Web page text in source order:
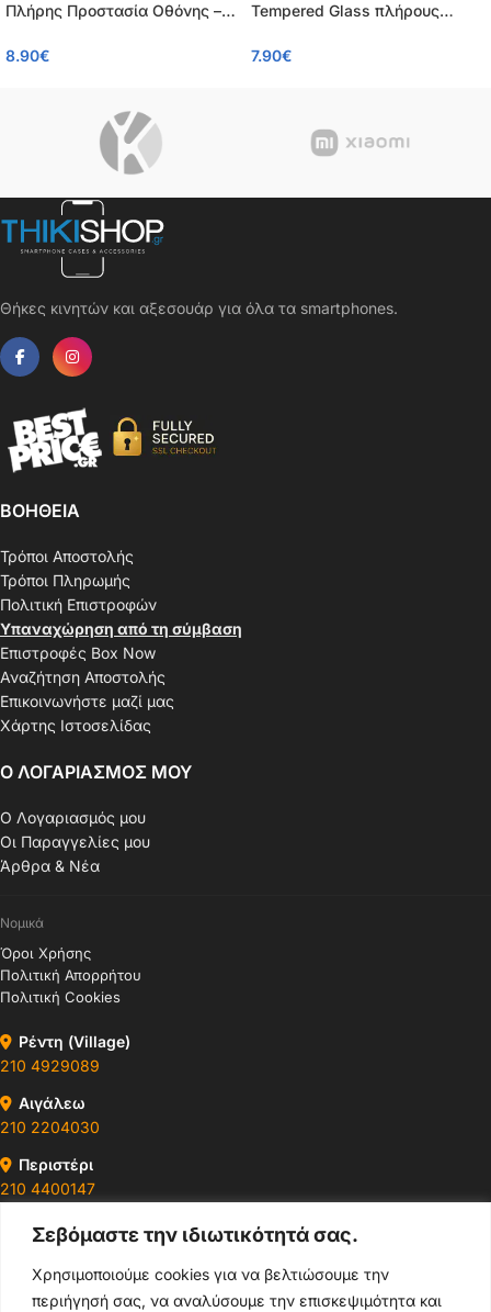
Σεβόμαστε την ιδιωτικότητά σας.
Χρησιμοποιούμε cookies για να βελτιώσουμε την
περιήγησή σας, να αναλύσουμε την επισκεψιμότητα και
Πλήρης Προστασία Οθόνης –
100%, OEM, 0.26mm
8.90€
Tempered Glass πλήρους
7.90€
Θήκες κινητών και αξεσουάρ για όλα τα smartphones.
ΒΟΗΘΕΙΑ
Τρόποι Αποστολής
Τρόποι Πληρωμής
Πολιτική Επιστροφών
Υπαναχώρηση από τη σύμβαση
Επιστροφές Box Now
Αναζήτηση Αποστολής
Επικοινωνήστε μαζί μας
Χάρτης Ιστοσελίδας
Ο ΛΟΓΑΡΙΑΣΜΟΣ ΜΟΥ
Ο Λογαριασμός μου
Οι Παραγγελίες μου
Άρθρα & Νέα
Νομικά
Όροι Χρήσης
Πολιτική Απορρήτου
Πολιτική Cookies
Ρέντη (Village)
210 4929089
Αιγάλεω
210 2204030
Περιστέρι
210 4400147
Ωράρια & Διευθύνσεις →